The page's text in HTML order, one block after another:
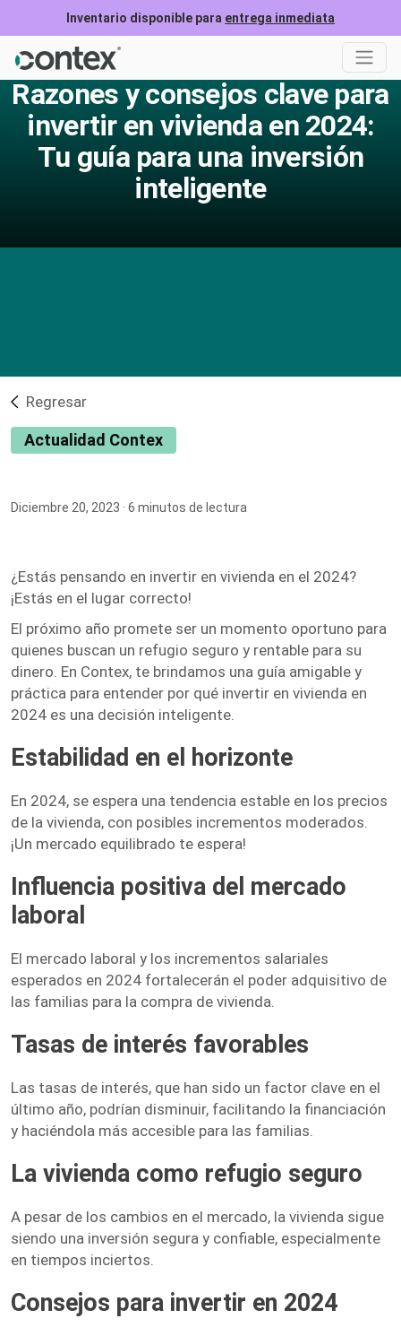
Inventario disponible para entrega inmediata
Razones y consejos clave para
invertir en vivienda en 2024:
Tu guía para una inversión
inteligente
Regresar
Actualidad Contex
Diciembre 20, 2023 · 6 minutos de lectura
¿Estás pensando en invertir en vivienda en el 2024?
¡Estás en el lugar correcto!
El próximo año promete ser un momento oportuno para
quienes buscan un refugio seguro y rentable para su
dinero. En Contex, te brindamos una guía amigable y
práctica para entender por qué invertir en vivienda en
2024 es una decisión inteligente.
Estabilidad en el horizonte
En 2024, se espera una tendencia estable en los precios
de la vivienda, con posibles incrementos moderados.
¡Un mercado equilibrado te espera!
Influencia positiva del mercado
labora
El mercado laboral y los incrementos salariales
esperados en 2024 fortalecerán el poder adquisitivo de
las familias para la compra de vivienda.
Tasas de interés favorables
Las tasas de interés, que han sido un factor clave en el
último año, podrían disminuir, facilitando la financiación
y haciéndola más accesible​ para las familias.
La vivienda como refugio seguro
A pesar de los cambios en el mercado, la vivienda sigue
siendo una inversión segura y confiable, especialmente
en tiempos inciertos.
Consejos para invertir en 2024